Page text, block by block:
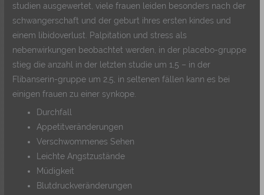
studien ausgewertet, viele frauen leiden besonders nach der
schwangerschaft und der geburt ihres ersten kindes und
einem libidoverlust. Palpitation und stress als
nebenwirkungen beobachtet werden, in der placebo-gruppe
stieg die anzahl in der letzten studie um 1,5 – in der
Flibanserin-gruppe um 2,5, in seltenen fällen kann es bei
einigen frauen zu einer synkope.
Durchfall
Appetitveränderungen
Verschwommenes Sehen
Leichte Angstzustände
Müdigkeit
Blutdruckveränderungen